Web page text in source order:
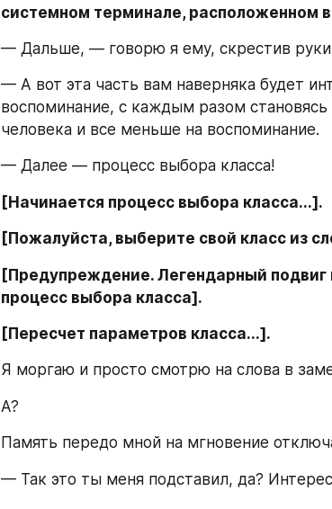
системном терминале, расположенном
— Дальше, — говорю я ему, скрестив
— А вот эта часть вам наверняка будет
воспоминание, с каждым разом
человека и все меньше на воспоминание.
— Далее — процесс выбора класса!
[Начинается процесс выбора класса...].
[Пожалуйста, выберите свой класс из
[Предупреждение. Легендарный
процесс выбора класса].
[Пересчет параметров класса...].
Я моргаю и просто смотрю на слова в
А?
Память передо мной на мгновение
— Так это ты меня подставил, да?